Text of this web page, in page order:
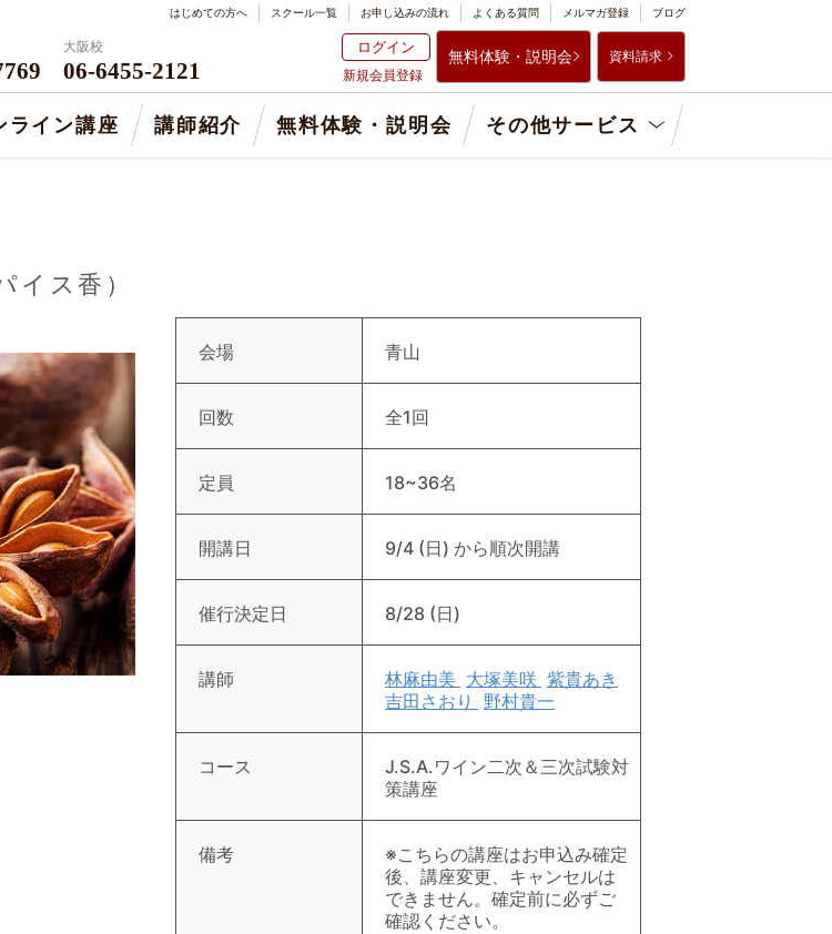
大阪校
06-6455-2121
ログイン
新規会員登録
無料体験・説明会 資料請求
はじめての方へ スクール一覧 お申し込みの流れ よくある質問 メルマガ登録 ブログ
ライン講座 講師紹介 無料体験・説明会 その他サービス
ス香）
会場 青山
回数 全1回
定員 18~36名
開講日 9/4 (日) から順次開講
催行決定日 8/28 (日)
講師 林麻由美 大塚美咲 紫貴あき
吉田さおり
野村貴一
コース
J.S.A.ワイン二次＆三次試験対
策講座
備考
※こちらの講座はお申込み確定
後、講座変更、キャンセルは
できません。確定前に必ずご
確認ください。